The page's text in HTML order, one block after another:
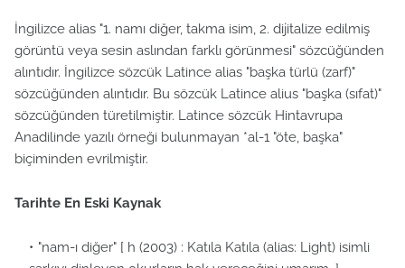
İngilizce alias "1. namı diğer, takma isim, 2. dijitalize edilmiş
görüntü veya sesin aslından farklı görünmesi" sözcüğünden
alıntıdır. İngilizce sözcük Latince alias "başka türlü (zarf)"
sözcüğünden alıntıdır. Bu sözcük Latince alius "başka (sıfat)"
sözcüğünden türetilmiştir. Latince sözcük Hintavrupa
Anadilinde yazılı örneği bulunmayan *al-1 "öte, başka"
biçiminden evrilmiştir.
Tarihte En Eski Kaynak
"nam-ı diğer" [ h (2003) : Katıla Katıla (alias: Light) isimli